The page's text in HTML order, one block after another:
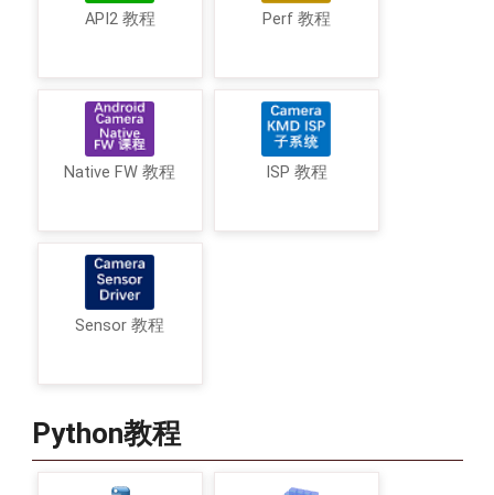
API2 教程 Perf 教程
Native FW 教程 ISP 教程
Sensor 教程
Python教程